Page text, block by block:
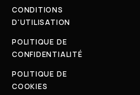
CONDITIONS
D'UTILISATION
POLITIQUE DE
CONFIDENTIALITÉ
POLITIQUE DE
COOKIES